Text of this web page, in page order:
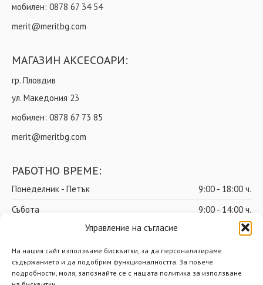
Управление на съгласие
На нашия сайт използваме бисквитки, за да персонализираме
съдържанието и да подобрим функционалността. За повече
подробности, моля, запознайте се с нашата политика за използване
мобилен: 0878 67 34 54
merit@meritbg.com
МАГАЗИН АКСЕСОАРИ:
гр. Пловдив
ул. Македония 23
мобилен: 0878 67 73 85
merit@meritbg.com
РАБОТНО ВРЕМЕ:
Понеделник - Петък
9:00 - 18:00 ч.
Събота
9:00 - 14:00 ч.
почивен ден
© Мерит ООД – Всички права запазени